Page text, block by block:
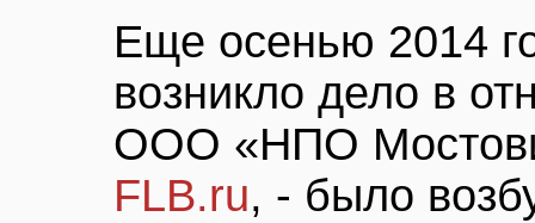
Еще осенью 2014
возникло дело в
ООО «НПО
FLB.ru, - было